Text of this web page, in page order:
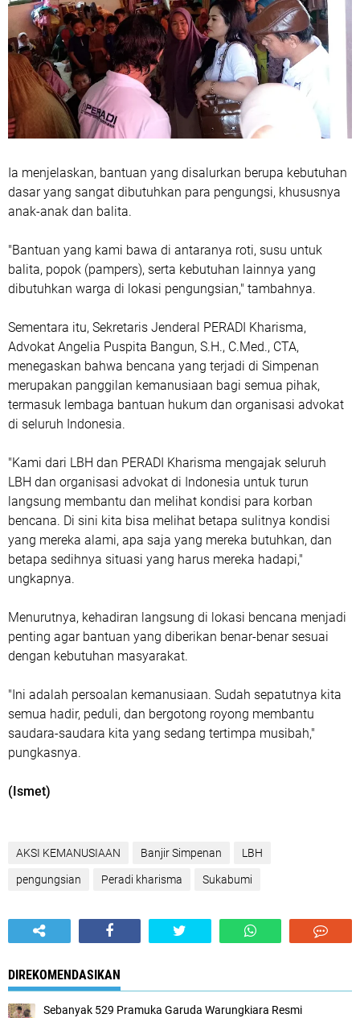
Ia menjelaskan, bantuan yang disalurkan berupa kebutuhan
dasar yang sangat dibutuhkan para pengungsi, khususnya
anak-anak dan balita.
"Bantuan yang kami bawa di antaranya roti, susu untuk
balita, popok (pampers), serta kebutuhan lainnya yang
dibutuhkan warga di lokasi pengungsian," tambahnya.
Sementara itu, Sekretaris Jenderal PERADI Kharisma,
Advokat Angelia Puspita Bangun, S.H., C.Med., CTA,
menegaskan bahwa bencana yang terjadi di Simpenan
merupakan panggilan kemanusiaan bagi semua pihak,
termasuk lembaga bantuan hukum dan organisasi advokat
di seluruh Indonesia.
"Kami dari LBH dan PERADI Kharisma mengajak seluruh
LBH dan organisasi advokat di Indonesia untuk turun
langsung membantu dan melihat kondisi para korban
bencana. Di sini kita bisa melihat betapa sulitnya kondisi
yang mereka alami, apa saja yang mereka butuhkan, dan
betapa sedihnya situasi yang harus mereka hadapi,"
ungkapnya.
Menurutnya, kehadiran langsung di lokasi bencana menjadi
penting agar bantuan yang diberikan benar-benar sesuai
dengan kebutuhan masyarakat.
"Ini adalah persoalan kemanusiaan. Sudah sepatutnya kita
semua hadir, peduli, dan bergotong royong membantu
saudara-saudara kita yang sedang tertimpa musibah,"
pungkasnya.
(Ismet)
AKSI KEMANUSIAAN Banjir Simpenan LBH
pengungsian Peradi kharisma Sukabumi
DIREKOMENDASIKAN
Sebanyak 529 Pramuka Garuda Warungkiara Resmi